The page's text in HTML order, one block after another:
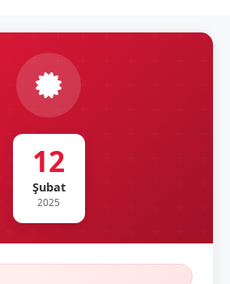
12
Şubat
2025